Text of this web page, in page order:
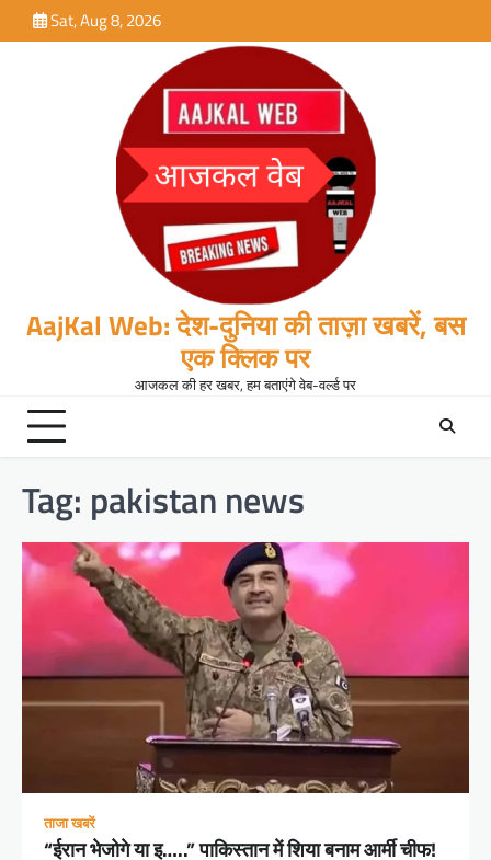
to
Sat, Aug 8, 2026
AajKal Web: देश-दुनिया की ताज़ा खबरें, बस
एक क्लिक पर
आजकल की हर खबर, हम बताएंगे वेब-वर्ल्ड पर
Tag: pakistan news
ताजा खबरें
“ईरान भेजोगे या इ…..” पाकिस्तान में शिया बनाम आर्मी चीफ!